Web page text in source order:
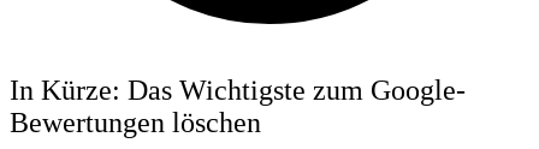
In Kürze: Das Wichtigste zum Google-
Bewertungen löschen